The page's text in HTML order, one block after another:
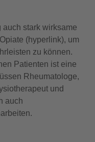
stark wirksame
(hyperlink), um
zu können.
Patienten ist eine
Rheumatologe,
und
auch